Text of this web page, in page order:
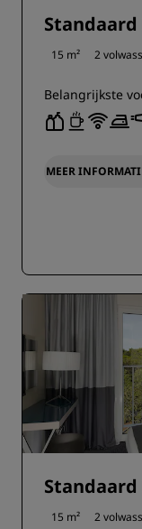
15 m² 2
Belangrijkste
MEER
15 m² 2